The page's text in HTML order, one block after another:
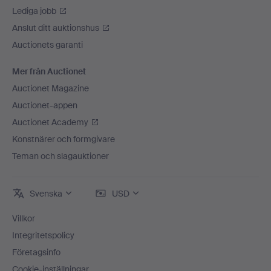
Lediga jobb
Anslut ditt auktionshus
Auctionets garanti
Mer från Auctionet
Auctionet Magazine
Auctionet-appen
Auctionet Academy
Konstnärer och formgivare
Teman och slagauktioner
Svenska USD
Villkor
Integritetspolicy
Företagsinfo